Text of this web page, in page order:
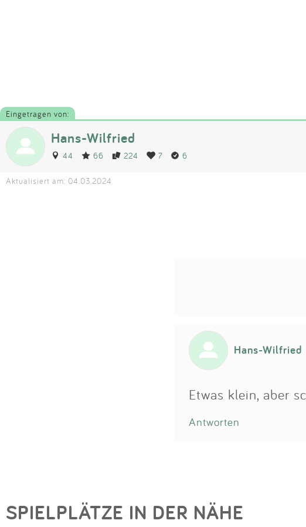
Eingetragen von:
Hans-Wilfried
44 66 224 7 6
Aktualisiert am: 04.03.2024
Hans-Wilfried
Etwas klein, aber
Antworten
SPIELPLÄTZE IN DER NÄHE